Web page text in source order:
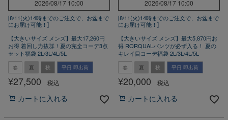
2026/08/17 10:00
[8/11(火)14時までのご注文で、お盆まで
にお届け可能！]
【大きいサイズ メンズ】最大17,260円
お得 着回し力抜群！夏の完全コーデ3点
セット福袋 2L/3L/4L/5L
春 夏 秋 平日 即出荷
¥27,500 税込
カートに入れる
2026/08/17 10:00
[8/11(火)14時までのご注文で、お盆まで
にお届け可能！]
【大きいサイズ メンズ】最大5,870円お
得 RORQUALパンツが必ず入る！ 夏の
キレイ目コーデ福袋 2L/3L/4L/5L
春 夏 秋 平日 即出荷
¥20,000 税込
カートに入れる